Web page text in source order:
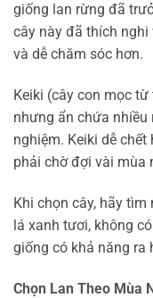
giống lan rừng đã
cây này đã thích
và dễ chăm sóc hơn.
Keiki (cây con mọc
nhưng ẩn chứa
nghiệm. Keiki dễ
phải chờ đợi vài mùa
Khi chọn cây, hãy
lá xanh tươi, không
giống có khả năng ra
Chọn Lan Theo Mùa